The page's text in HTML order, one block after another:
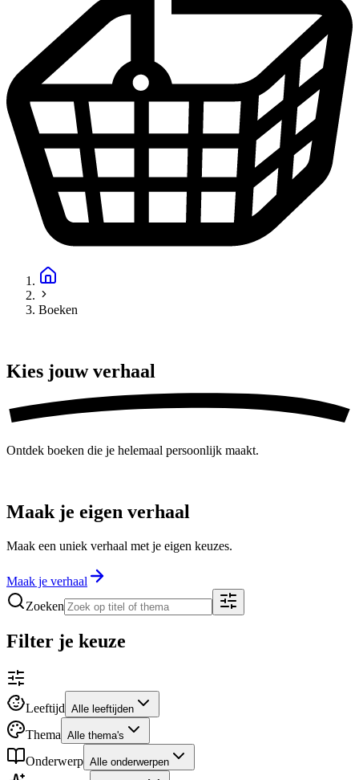
Boeken
Kies jouw verhaal
Ontdek boeken die je helemaal persoonlijk maakt.
Maak je eigen verhaal
Maak een uniek verhaal met je eigen keuzes.
Maak je verhaal
Zoeken
Filter je keuze
Leeftijd Alle leeftijden
Thema Alle thema's
Onderwerp Alle onderwerpen